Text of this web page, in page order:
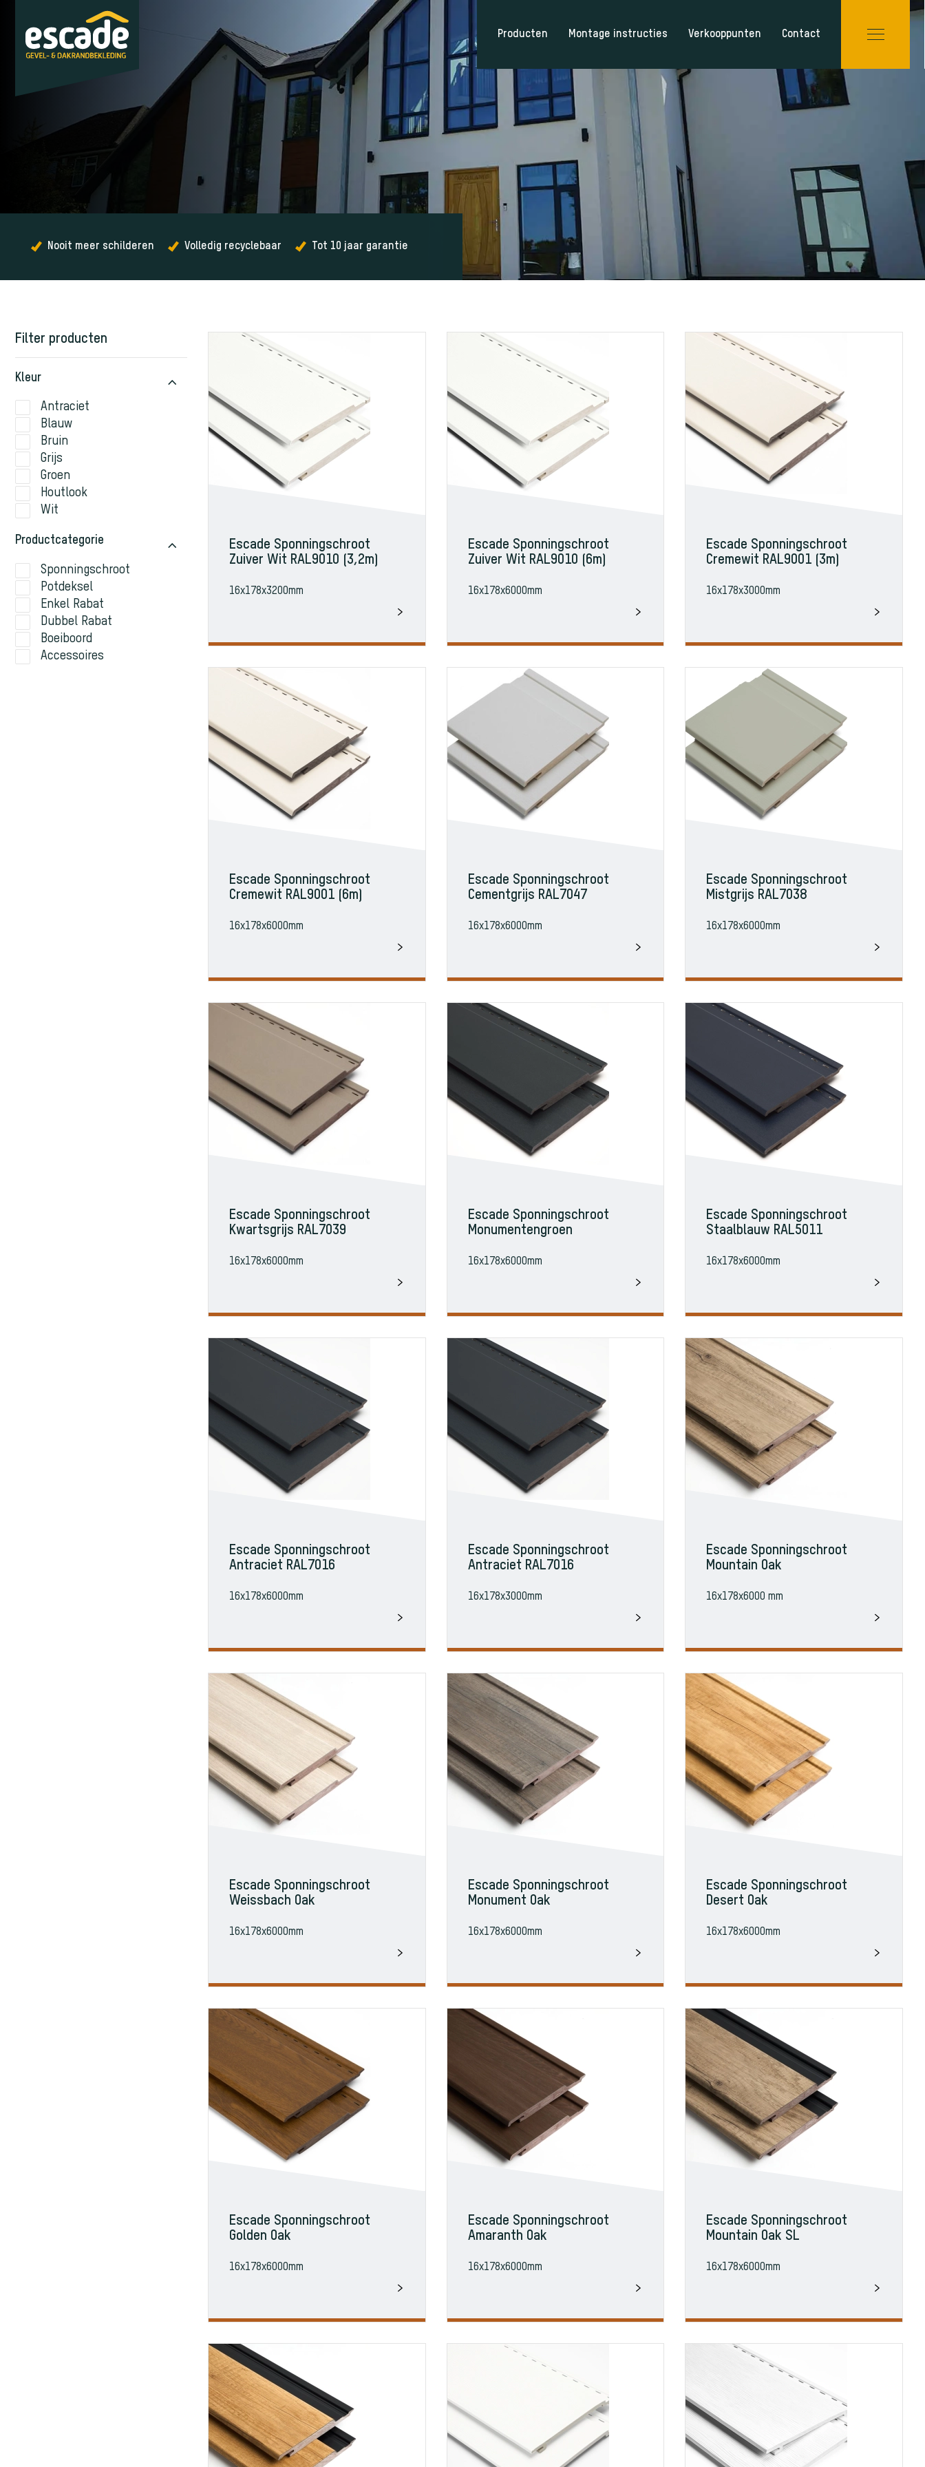
Producten Montage instructies Verkooppunten Contact
Nooit meer schilderen Volledig recyclebaar Tot 10 jaar garantie
Filter producten
Kleur
Antraciet
Blauw
Bruin
Grijs
Groen
Houtlook
Wit
Productcategorie
Sponningschroot
Potdeksel
Enkel Rabat
Dubbel Rabat
Boeiboord
Accessoires
Escade Sponningschroot
Zuiver Wit RAL9010 (3,2m)
16x178x3200mm
Escade Sponningschroot
Zuiver Wit RAL9010 (6m)
16x178x6000mm
Escade Sponningschroot
Cremewit RAL9001 (3m)
16x178x3000mm
Escade Sponningschroot
Cremewit RAL9001 (6m)
16x178x6000mm
Escade Sponningschroot
Cementgrijs RAL7047
16x178x6000mm
Escade Sponningschroot
Mistgrijs RAL7038
16x178x6000mm
Escade Sponningschroot
Kwartsgrijs RAL7039
16x178x6000mm
Escade Sponningschroot
Monumentengroen
16x178x6000mm
Escade Sponningschroot
Staalblauw RAL5011
16x178x6000mm
Escade Sponningschroot
Antraciet RAL7016
16x178x6000mm
Escade Sponningschroot
Antraciet RAL7016
16x178x3000mm
Escade Sponningschroot
Mountain Oak
16x178x6000 mm
Escade Sponningschroot
Weissbach Oak
16x178x6000mm
Escade Sponningschroot
Monument Oak
16x178x6000mm
Escade Sponningschroot
Desert Oak
16x178x6000mm
Escade Sponningschroot
Golden Oak
16x178x6000mm
Escade Sponningschroot
Amaranth Oak
16x178x6000mm
Escade Sponningschroot
Mountain Oak SL
16x178x6000mm